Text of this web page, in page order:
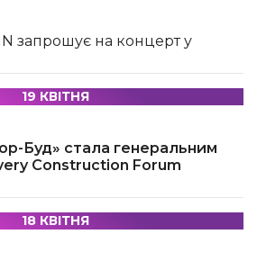
запрошує на концерт у
19 КВІТНЯ
Буд» стала генеральним
Construction Forum
18 КВІТНЯ